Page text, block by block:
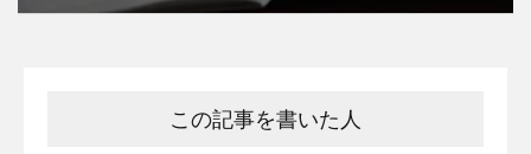
この記事を書いた人